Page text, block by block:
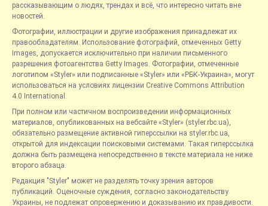
рассказывающим о людях, трендах и всё, что интересно читать вне
новостей.
Фотографии, иллюстрации и другие изображения принадлежат их
правообладателям. Использование фотографий, отмеченных Getty
Images, допускается исключительно при наличии письменного
разрешения фотоагентства Getty Images. Фотографии, отмеченные
логотипом «Styler» или подписанные «Styler» или «РБК-Украина», могут
использоваться на условиях лицензии Creative Commons Attribution
4.0 International.
При полном или частичном воспроизведении информационных
материалов, опубликованных на вебсайте «Styler» (styler.rbc.ua),
обязательно размещение активной гиперссылки на styler.rbc.ua,
открытой для индексации поисковыми системами. Такая гиперссылка
должна быть размещена непосредственно в тексте материала не ниже
второго абзаца.
Редакция "Styler" может не разделять точку зрения авторов
публикаций. Оценочные суждения, согласно законодательству
Украины, не подлежат опровержению и доказыванию их правдивости.